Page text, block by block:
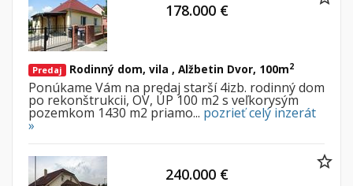
Predaj Rodinný dom, vila , Alžbetin Dvor, 100m2
Ponúkame Vám na predaj starší 4izb. rodinný dom
po rekonštrukcii, OV, ÚP 100 m2 s veľkorysým
pozemkom 1430 m2 priamo... pozrieť celý inzerát
»
178.000 €
240.000 €